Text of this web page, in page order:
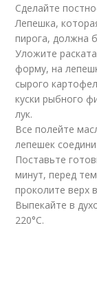
Сделайте
Лепешка,
пирога, должна
Уложите
форму, на
сырого
куски рыбного
лук.
Все полейте
лепешек
Поставьте
минут, перед
проколите верх
Выпекайте в
220°С.